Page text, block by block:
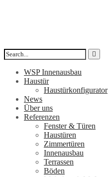
WSP Innenausbau
Haustür
Haustürkonfigurator
News
Über uns
Referenzen
Fenster & Türen
Haustüren
Zimmertüren
Innenausbau
Terrassen
Böden